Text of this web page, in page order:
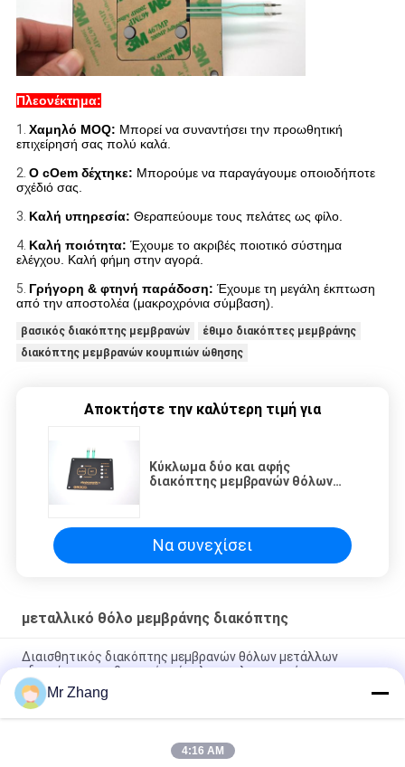
Πλεονέκτημα:
1. Χαμηλό MOQ: Μπορεί να συναντήσει την προωθητική
επιχείρησή σας πολύ καλά.
2. Ο cOem δέχτηκε: Μπορούμε να παραγάγουμε οποιοδήποτε
σχέδιό σας.
3. Καλή υπηρεσία: Θεραπεύουμε τους πελάτες ως φίλο.
4. Καλή ποιότητα: Έχουμε το ακριβές ποιοτικό σύστημα
ελέγχου. Καλή φήμη στην αγορά.
5. Γρήγορη & φτηνή παράδοση: Έχουμε τη μεγάλη έκπτωση
από την αποστολέα (μακροχρόνια σύμβαση).
βασικός διακόπτης μεμβρανών
έθιμο διακόπτες μεμβράνης
διακόπτης μεμβρανών κουμπιών ώθησης
Αποκτήστε την καλύτερη τιμή για
Κύκλωμα δύο και αφής
διακόπτης μεμβρανών θόλων
Να συνεχίσει
μεταλλικό θόλο μεμβράνης διακόπτης
Διαισθητικός διακόπτης μεμβρανών θόλων μετάλλων
γδαρσίματος ανθεκτικός εύκολος να λειτουργήσει
ανθεκτικός διακόπτης επιτροπής μεμβρανών γδαρσίματος
2.54mm ηλεκτρονικός με το PC/το κουμπί της PET
Ανθεκτικός διακόπτης μεμβρανών θόλων γδαρσίματος
Mr Zhang
4:16 AM